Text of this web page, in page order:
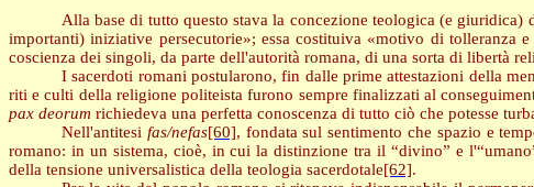
Alla base di tutto questo stava la concezione teologica (e giuridica)
importanti) iniziative persecutorie»; essa costituiva «motivo di
coscienza dei singoli, da parte dell'autorità romana, di una sorta di libertà
I sacerdoti romani postularono, fin dalle prime attestazioni della
riti e culti della religione politeista furono sempre finalizzati al
pax deorum richiedeva una perfetta conoscenza di tutto ciò che potesse
Nell'antitesi fas/nefas[60], fondata sul sentimento che spazio e
romano: in un sistema, cioè, in cui la distinzione tra il “divino” e
della tensione universalistica della teologia sacerdotale[62].